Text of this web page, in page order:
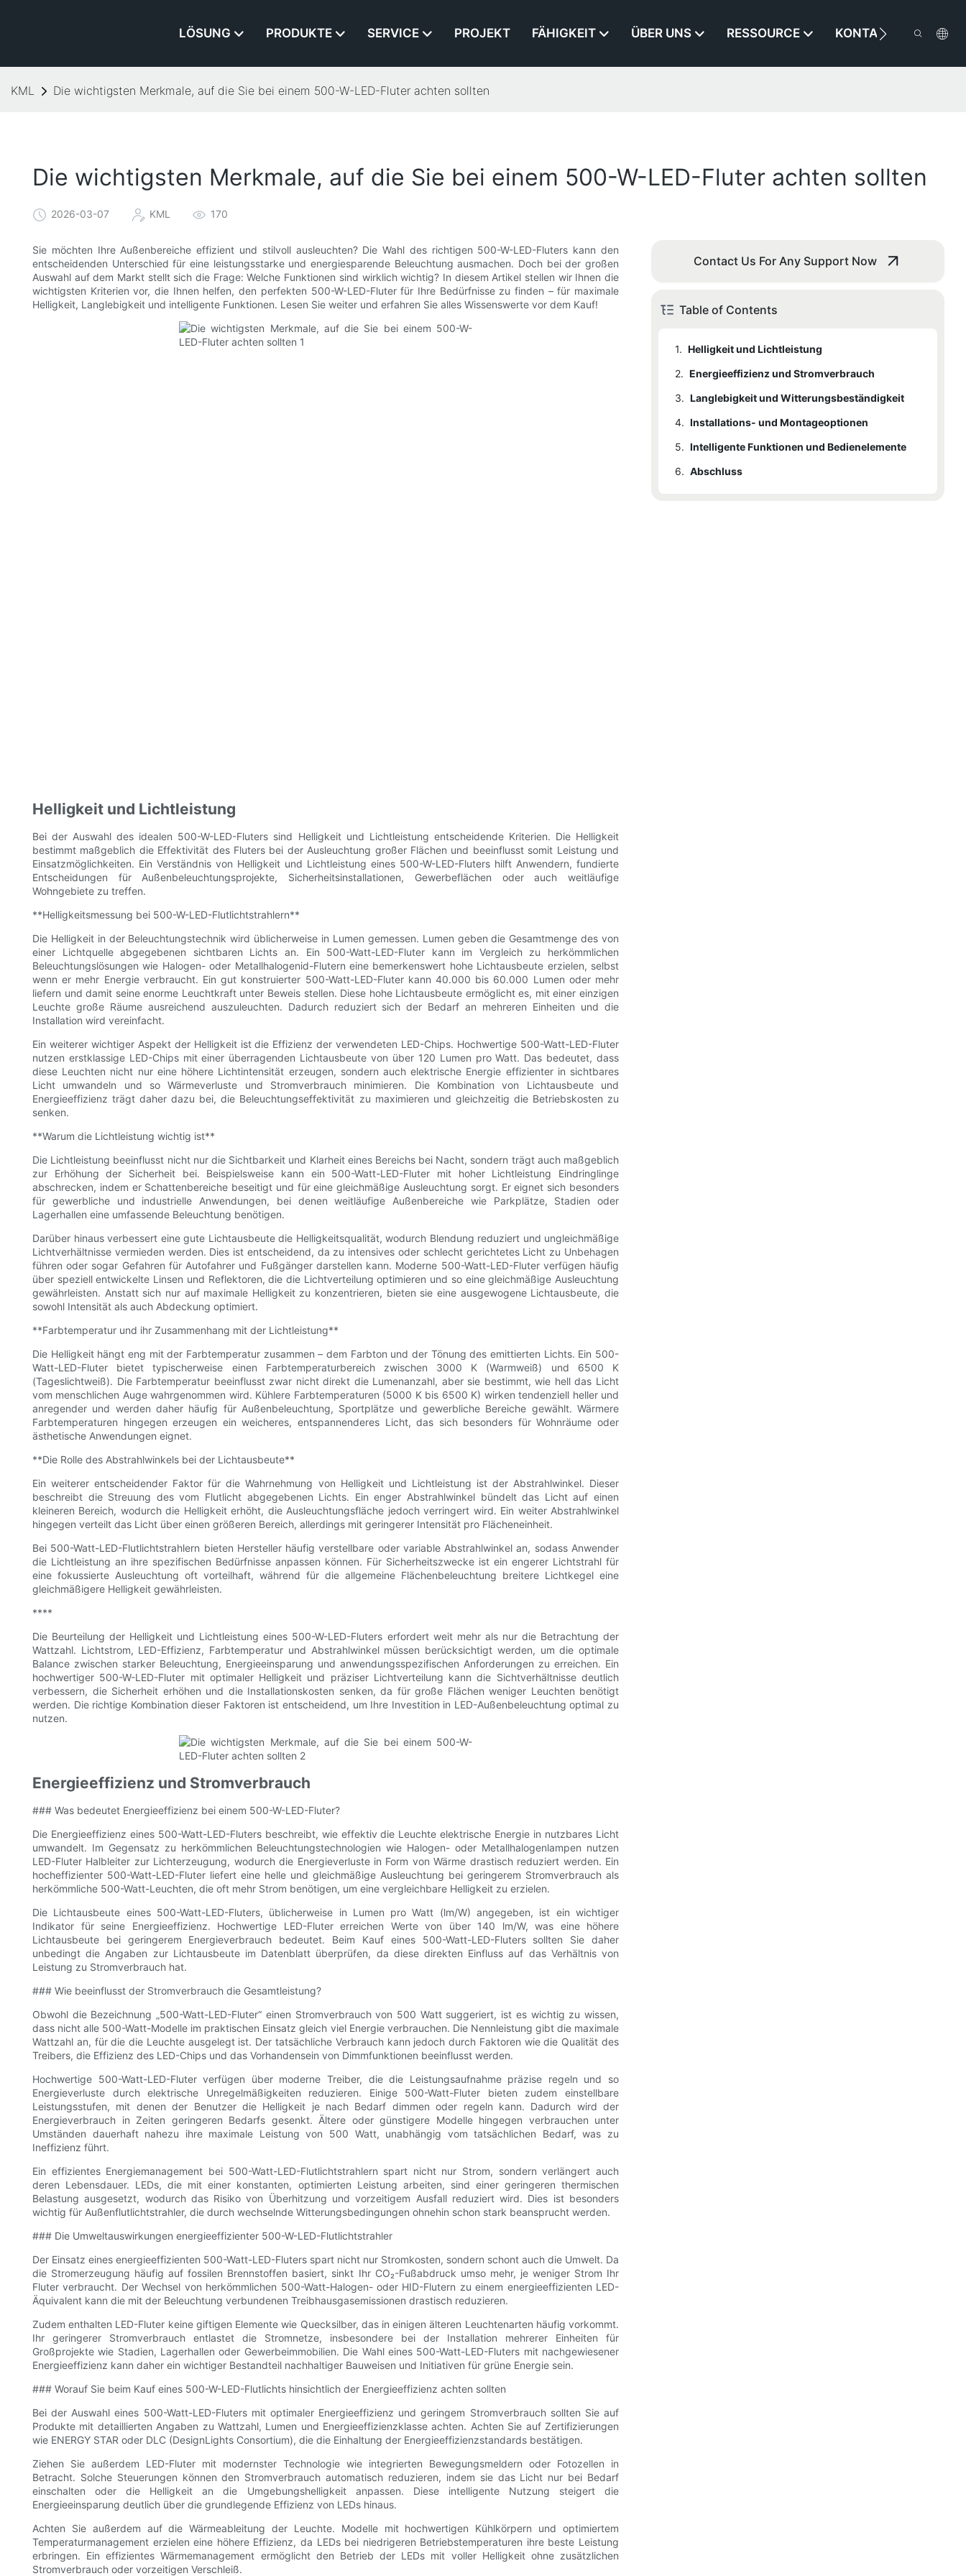
LÖSUNG PRODUKTE SERVICE PROJEKT FÄHIGKEIT ÜBER UNS RESSOURCE KONTAKTIEREN SIE
KML Die wichtigsten Merkmale, auf die Sie bei einem 500-W-LED-Fluter achten sollten
Die wichtigsten Merkmale, auf die Sie bei einem 500-W-LED-Fluter achten sollten
2026-03-07 KML 170
Sie möchten Ihre Außenbereiche effizient und stilvoll ausleuchten? Die Wahl des richtigen 500-W-LED-Fluters kann den
entscheidenden Unterschied für eine leistungsstarke und energiesparende Beleuchtung ausmachen. Doch bei der großen
Auswahl auf dem Markt stellt sich die Frage: Welche Funktionen sind wirklich wichtig? In diesem Artikel stellen wir Ihnen die
wichtigsten Kriterien vor, die Ihnen helfen, den perfekten 500-W-LED-Fluter für Ihre Bedürfnisse zu finden – für maximale
Helligkeit, Langlebigkeit und intelligente Funktionen. Lesen Sie weiter und erfahren Sie alles Wissenswerte vor dem Kauf!
Helligkeit und Lichtleistung
Bei der Auswahl des idealen 500-W-LED-Fluters sind Helligkeit und Lichtleistung entscheidende Kriterien. Die Helligkeit
bestimmt maßgeblich die Effektivität des Fluters bei der Ausleuchtung großer Flächen und beeinflusst somit Leistung und
Einsatzmöglichkeiten. Ein Verständnis von Helligkeit und Lichtleistung eines 500-W-LED-Fluters hilft Anwendern, fundierte
Entscheidungen für Außenbeleuchtungsprojekte, Sicherheitsinstallationen, Gewerbeflächen oder auch weitläufige
Wohngebiete zu treffen.
**Helligkeitsmessung bei 500-W-LED-Flutlichtstrahlern**
Die Helligkeit in der Beleuchtungstechnik wird üblicherweise in Lumen gemessen. Lumen geben die Gesamtmenge des von
einer Lichtquelle abgegebenen sichtbaren Lichts an. Ein 500-Watt-LED-Fluter kann im Vergleich zu herkömmlichen
Beleuchtungslösungen wie Halogen- oder Metallhalogenid-Flutern eine bemerkenswert hohe Lichtausbeute erzielen, selbst
wenn er mehr Energie verbraucht. Ein gut konstruierter 500-Watt-LED-Fluter kann 40.000 bis 60.000 Lumen oder mehr
liefern und damit seine enorme Leuchtkraft unter Beweis stellen. Diese hohe Lichtausbeute ermöglicht es, mit einer einzigen
Leuchte große Räume ausreichend auszuleuchten. Dadurch reduziert sich der Bedarf an mehreren Einheiten und die
Installation wird vereinfacht.
Ein weiterer wichtiger Aspekt der Helligkeit ist die Effizienz der verwendeten LED-Chips. Hochwertige 500-Watt-LED-Fluter
nutzen erstklassige LED-Chips mit einer überragenden Lichtausbeute von über 120 Lumen pro Watt. Das bedeutet, dass
diese Leuchten nicht nur eine höhere Lichtintensität erzeugen, sondern auch elektrische Energie effizienter in sichtbares
Licht umwandeln und so Wärmeverluste und Stromverbrauch minimieren. Die Kombination von Lichtausbeute und
Energieeffizienz trägt daher dazu bei, die Beleuchtungseffektivität zu maximieren und gleichzeitig die Betriebskosten zu
senken.
**Warum die Lichtleistung wichtig ist**
Die Lichtleistung beeinflusst nicht nur die Sichtbarkeit und Klarheit eines Bereichs bei Nacht, sondern trägt auch maßgeblich
zur Erhöhung der Sicherheit bei. Beispielsweise kann ein 500-Watt-LED-Fluter mit hoher Lichtleistung Eindringlinge
abschrecken, indem er Schattenbereiche beseitigt und für eine gleichmäßige Ausleuchtung sorgt. Er eignet sich besonders
für gewerbliche und industrielle Anwendungen, bei denen weitläufige Außenbereiche wie Parkplätze, Stadien oder
Lagerhallen eine umfassende Beleuchtung benötigen.
Darüber hinaus verbessert eine gute Lichtausbeute die Helligkeitsqualität, wodurch Blendung reduziert und ungleichmäßige
Lichtverhältnisse vermieden werden. Dies ist entscheidend, da zu intensives oder schlecht gerichtetes Licht zu Unbehagen
führen oder sogar Gefahren für Autofahrer und Fußgänger darstellen kann. Moderne 500-Watt-LED-Fluter verfügen häufig
über speziell entwickelte Linsen und Reflektoren, die die Lichtverteilung optimieren und so eine gleichmäßige Ausleuchtung
gewährleisten. Anstatt sich nur auf maximale Helligkeit zu konzentrieren, bieten sie eine ausgewogene Lichtausbeute, die
sowohl Intensität als auch Abdeckung optimiert.
**Farbtemperatur und ihr Zusammenhang mit der Lichtleistung**
Die Helligkeit hängt eng mit der Farbtemperatur zusammen – dem Farbton und der Tönung des emittierten Lichts. Ein 500-
Watt-LED-Fluter bietet typischerweise einen Farbtemperaturbereich zwischen 3000 K (Warmweiß) und 6500 K
(Tageslichtweiß). Die Farbtemperatur beeinflusst zwar nicht direkt die Lumenanzahl, aber sie bestimmt, wie hell das Licht
vom menschlichen Auge wahrgenommen wird. Kühlere Farbtemperaturen (5000 K bis 6500 K) wirken tendenziell heller und
anregender und werden daher häufig für Außenbeleuchtung, Sportplätze und gewerbliche Bereiche gewählt. Wärmere
Farbtemperaturen hingegen erzeugen ein weicheres, entspannenderes Licht, das sich besonders für Wohnräume oder
ästhetische Anwendungen eignet.
**Die Rolle des Abstrahlwinkels bei der Lichtausbeute**
Ein weiterer entscheidender Faktor für die Wahrnehmung von Helligkeit und Lichtleistung ist der Abstrahlwinkel. Dieser
beschreibt die Streuung des vom Flutlicht abgegebenen Lichts. Ein enger Abstrahlwinkel bündelt das Licht auf einen
kleineren Bereich, wodurch die Helligkeit erhöht, die Ausleuchtungsfläche jedoch verringert wird. Ein weiter Abstrahlwinkel
hingegen verteilt das Licht über einen größeren Bereich, allerdings mit geringerer Intensität pro Flächeneinheit.
Bei 500-Watt-LED-Flutlichtstrahlern bieten Hersteller häufig verstellbare oder variable Abstrahlwinkel an, sodass Anwender
die Lichtleistung an ihre spezifischen Bedürfnisse anpassen können. Für Sicherheitszwecke ist ein engerer Lichtstrahl für
eine fokussierte Ausleuchtung oft vorteilhaft, während für die allgemeine Flächenbeleuchtung breitere Lichtkegel eine
gleichmäßigere Helligkeit gewährleisten.
****
Die Beurteilung der Helligkeit und Lichtleistung eines 500-W-LED-Fluters erfordert weit mehr als nur die Betrachtung der
Wattzahl. Lichtstrom, LED-Effizienz, Farbtemperatur und Abstrahlwinkel müssen berücksichtigt werden, um die optimale
Balance zwischen starker Beleuchtung, Energieeinsparung und anwendungsspezifischen Anforderungen zu erreichen. Ein
hochwertiger 500-W-LED-Fluter mit optimaler Helligkeit und präziser Lichtverteilung kann die Sichtverhältnisse deutlich
verbessern, die Sicherheit erhöhen und die Installationskosten senken, da für große Flächen weniger Leuchten benötigt
werden. Die richtige Kombination dieser Faktoren ist entscheidend, um Ihre Investition in LED-Außenbeleuchtung optimal zu
nutzen.
Energieeffizienz und Stromverbrauch
### Was bedeutet Energieeffizienz bei einem 500-W-LED-Fluter?
Die Energieeffizienz eines 500-Watt-LED-Fluters beschreibt, wie effektiv die Leuchte elektrische Energie in nutzbares Licht
umwandelt. Im Gegensatz zu herkömmlichen Beleuchtungstechnologien wie Halogen- oder Metallhalogenlampen nutzen
LED-Fluter Halbleiter zur Lichterzeugung, wodurch die Energieverluste in Form von Wärme drastisch reduziert werden. Ein
hocheffizienter 500-Watt-LED-Fluter liefert eine helle und gleichmäßige Ausleuchtung bei geringerem Stromverbrauch als
herkömmliche 500-Watt-Leuchten, die oft mehr Strom benötigen, um eine vergleichbare Helligkeit zu erzielen.
Die Lichtausbeute eines 500-Watt-LED-Fluters, üblicherweise in Lumen pro Watt (lm/W) angegeben, ist ein wichtiger
Indikator für seine Energieeffizienz. Hochwertige LED-Fluter erreichen Werte von über 140 lm/W, was eine höhere
Lichtausbeute bei geringerem Energieverbrauch bedeutet. Beim Kauf eines 500-Watt-LED-Fluters sollten Sie daher
unbedingt die Angaben zur Lichtausbeute im Datenblatt überprüfen, da diese direkten Einfluss auf das Verhältnis von
Leistung zu Stromverbrauch hat.
### Wie beeinflusst der Stromverbrauch die Gesamtleistung?
Obwohl die Bezeichnung „500-Watt-LED-Fluter“ einen Stromverbrauch von 500 Watt suggeriert, ist es wichtig zu wissen,
dass nicht alle 500-Watt-Modelle im praktischen Einsatz gleich viel Energie verbrauchen. Die Nennleistung gibt die maximale
Wattzahl an, für die die Leuchte ausgelegt ist. Der tatsächliche Verbrauch kann jedoch durch Faktoren wie die Qualität des
Treibers, die Effizienz des LED-Chips und das Vorhandensein von Dimmfunktionen beeinflusst werden.
Hochwertige 500-Watt-LED-Fluter verfügen über moderne Treiber, die die Leistungsaufnahme präzise regeln und so
Energieverluste durch elektrische Unregelmäßigkeiten reduzieren. Einige 500-Watt-Fluter bieten zudem einstellbare
Leistungsstufen, mit denen der Benutzer die Helligkeit je nach Bedarf dimmen oder regeln kann. Dadurch wird der
Energieverbrauch in Zeiten geringeren Bedarfs gesenkt. Ältere oder günstigere Modelle hingegen verbrauchen unter
Umständen dauerhaft nahezu ihre maximale Leistung von 500 Watt, unabhängig vom tatsächlichen Bedarf, was zu
Ineffizienz führt.
Ein effizientes Energiemanagement bei 500-Watt-LED-Flutlichtstrahlern spart nicht nur Strom, sondern verlängert auch
deren Lebensdauer. LEDs, die mit einer konstanten, optimierten Leistung arbeiten, sind einer geringeren thermischen
Belastung ausgesetzt, wodurch das Risiko von Überhitzung und vorzeitigem Ausfall reduziert wird. Dies ist besonders
wichtig für Außenflutlichtstrahler, die durch wechselnde Witterungsbedingungen ohnehin schon stark beansprucht werden.
### Die Umweltauswirkungen energieeffizienter 500-W-LED-Flutlichtstrahler
Der Einsatz eines energieeffizienten 500-Watt-LED-Fluters spart nicht nur Stromkosten, sondern schont auch die Umwelt. Da
die Stromerzeugung häufig auf fossilen Brennstoffen basiert, sinkt Ihr CO₂-Fußabdruck umso mehr, je weniger Strom Ihr
Fluter verbraucht. Der Wechsel von herkömmlichen 500-Watt-Halogen- oder HID-Flutern zu einem energieeffizienten LED-
Äquivalent kann die mit der Beleuchtung verbundenen Treibhausgasemissionen drastisch reduzieren.
Zudem enthalten LED-Fluter keine giftigen Elemente wie Quecksilber, das in einigen älteren Leuchtenarten häufig vorkommt.
Ihr geringerer Stromverbrauch entlastet die Stromnetze, insbesondere bei der Installation mehrerer Einheiten für
Großprojekte wie Stadien, Lagerhallen oder Gewerbeimmobilien. Die Wahl eines 500-Watt-LED-Fluters mit nachgewiesener
Energieeffizienz kann daher ein wichtiger Bestandteil nachhaltiger Bauweisen und Initiativen für grüne Energie sein.
### Worauf Sie beim Kauf eines 500-W-LED-Flutlichts hinsichtlich der Energieeffizienz achten sollten
Bei der Auswahl eines 500-Watt-LED-Fluters mit optimaler Energieeffizienz und geringem Stromverbrauch sollten Sie auf
Produkte mit detaillierten Angaben zu Wattzahl, Lumen und Energieeffizienzklasse achten. Achten Sie auf Zertifizierungen
wie ENERGY STAR oder DLC (DesignLights Consortium), die die Einhaltung der Energieeffizienzstandards bestätigen.
Ziehen Sie außerdem LED-Fluter mit modernster Technologie wie integrierten Bewegungsmeldern oder Fotozellen in
Betracht. Solche Steuerungen können den Stromverbrauch automatisch reduzieren, indem sie das Licht nur bei Bedarf
einschalten oder die Helligkeit an die Umgebungshelligkeit anpassen. Diese intelligente Nutzung steigert die
Energieeinsparung deutlich über die grundlegende Effizienz von LEDs hinaus.
Achten Sie außerdem auf die Wärmeableitung der Leuchte. Modelle mit hochwertigen Kühlkörpern und optimiertem
Temperaturmanagement erzielen eine höhere Effizienz, da LEDs bei niedrigeren Betriebstemperaturen ihre beste Leistung
erbringen. Ein effizientes Wärmemanagement ermöglicht den Betrieb der LEDs mit voller Helligkeit ohne zusätzlichen
Stromverbrauch oder vorzeitigen Verschleiß.
Contact Us For Any Support Now
Table of Contents
1. Helligkeit und Lichtleistung
2. Energieeffizienz und Stromverbrauch
3. Langlebigkeit und Witterungsbeständigkeit
4. Installations- und Montageoptionen
5. Intelligente Funktionen und Bedienelemente
6. Abschluss